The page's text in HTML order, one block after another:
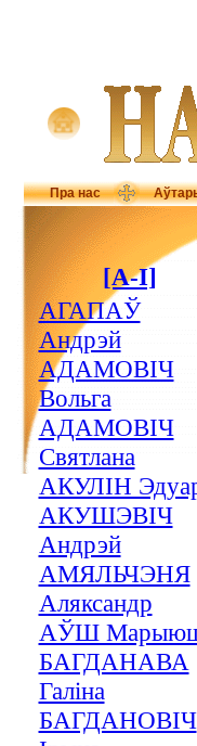
Пра нас
[А-І]
АГАПАЎ
Андрэй
АДАМОВІЧ
Вольга
АДАМОВІЧ
Святлана
АКУЛІН
АКУШЭВІЧ
Андрэй
АМЯЛЬЧЭНЯ
Аляксандр
АЎШ
БАГДАНАВА
Галіна
БАГДАНОВІЧ